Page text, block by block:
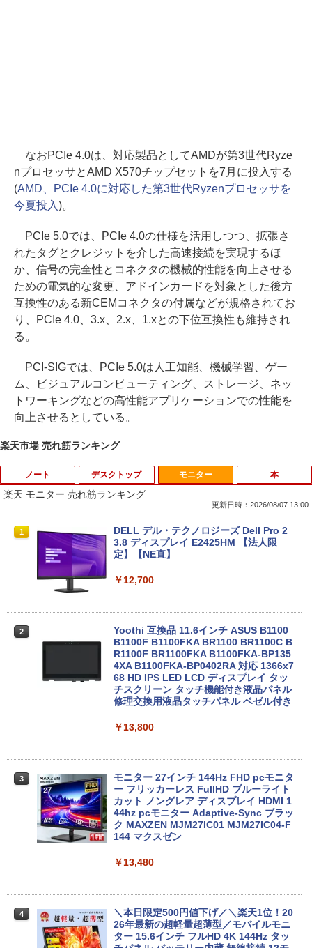
なおPCIe 4.0は、対応製品としてAMDが第3世代Ryze
nプロセッサとAMD X570チップセットを7月に投入する
(AMD、PCIe 4.0に対応した第3世代Ryzenプロセッサを
今夏投入)。
PCIe 5.0では、PCIe 4.0の仕様を活用しつつ、拡張さ
れたタグとクレジットを介した高速接続を実現するほ
か、信号の完全性とコネクタの機械的性能を向上させる
ための電気的な変更、アドインカードを対象とした後方
互換性のある新CEMコネクタの付属などが規格されてお
り、PCIe 4.0、3.x、2.x、1.xとの下位互換性も維持され
る。
PCI-SIGでは、PCIe 5.0は人工知能、機械学習、ゲー​​
ム、ビジュアルコンピューティング、ストレージ、ネッ
トワーキングなどの高性能アプリケーションでの性能を
向上させるとしている。
楽天市場 売れ筋ランキング
ノート
1
【楽天1位常連】【新品】 2026年最新モ
デル ノートパソコン パソコン JIS 日本
語キーボード 第14世代CPU搭載 Windo
ワイド液晶 フルHD cpu N95/N5095/N34
設定済
￥33,680
【マラソンP5倍/10%オフクーポン】中古
ノートパソコン HP ProBook 450 G7 第
Bluetooth HDMI カメラ Wi-Fi 15.6イン
￥33,800
【★最大100%ポイント】【Office 2024
H&B】【タッチパネル×360°回転】富士
通 LIFEBOOK U9310/第10世代 Core i5/
12GB/1TB/Wi-fi/Bluetooth/13.3型/FHD/
￥35,800
デスクトップ
1
HP EliteDesk800 G4 SFF オフィス付き
Corei5-8500 / メモリ16GB / HDD500GB
windows11 Pro 中古 デスクトップパソ
B / M.2 SSD 512GB~1TB Windows10 O
￥28,800
Mouse Computer MPro-S230【第11世
代Core i5 11400/メモリ16GB(DDR4)/SS
D256GB/Win11Pro/HDMI/DP/MousePr
o】【中古/送料無料】※沖縄・離島を除
【正規永久版Office付き】NiPoGi ミニp
c Intel N5030 最大3.1Hz mini pc Windo
ws11 Pro 12GB+256GB SSD (4TB拡大
可能) 4K 静音 高速熱放散 小型超軽量ミ
ニパソコン豊富なインターフェース USB
2 省電力 小型パソコン
【ポイント10倍】美品 HP 400 G6 SF 9
モニター
楽天 モニター 売れ筋ランキング
更新日時：2026/08/07 13:00
1
DELL デル・テクノロジーズ Dell Pro 2
3.8 ディスプレイ E2425HM 【法人限
定】【NE直】
￥12,700
2
Yoothi 互換品 11.6インチ ASUS B1100
B1100F B1100FKA BR1100 BR1100C B
R1100F BR1100FKA B1100FKA-BP135
4XA B1100FKA-BP0402RA 対応 1366x7
68 HD IPS LED LCD ディスプレイ タッ
チスクリーン タッチ機能付き液晶パネル
修理交換用液晶タッチパネル ベゼル付き
￥13,800
3
モニター 27インチ 144Hz FHD pcモニタ
ー フリッカーレス FullHD ブルーライト
カット ノングレア ディスプレイ HDMI 1
44hz pcモニター Adaptive-Sync ブラッ
ク MAXZEN MJM27IC01 MJM27IC04-F
144 マクスゼン
￥13,480
4
＼本日限定500円値下げ／＼楽天1位！20
26年最新の超軽量超薄型／モバイルモニ
ター 15.6インチ フルHD 4K 144Hz タッ
本